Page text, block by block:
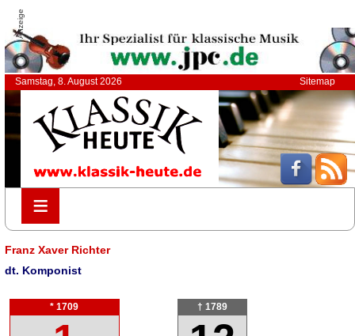
Anzeige
Samstag, 8. August 2026 Sitemap
≡
≡
Franz Xaver Richter
dt. Komponist
* 1709 † 1789